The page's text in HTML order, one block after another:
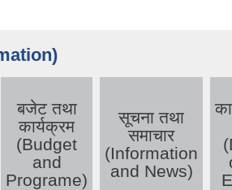
बजेट तथा
कार्यक्रम
(Budget
and
Programe)
सूचना तथा
समाचार
(Information
and News)